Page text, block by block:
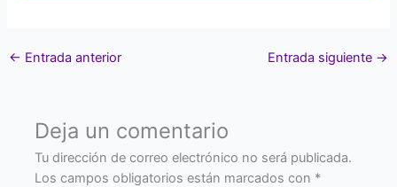
← Entrada anterior Entrada siguiente →
Deja un comentario
Tu dirección de correo electrónico no será publicada.
Los campos obligatorios están marcados con *